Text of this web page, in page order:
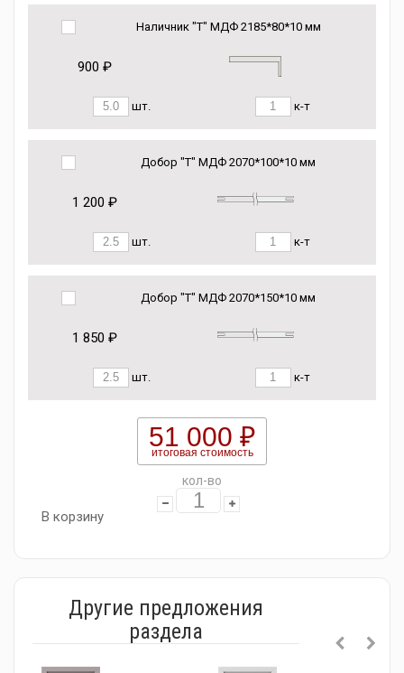
Наличник "Т" МДФ 2185*80*10 мм
900 ₽
шт. к-т
Добор "Т" МДФ 2070*100*10 мм
1 200 ₽
шт. к-т
Добор "Т" МДФ 2070*150*10 мм
1 850 ₽
шт. к-т
51 000 ₽
итоговая стоимость
кол-во
В корзину
Другие предложения
раздела